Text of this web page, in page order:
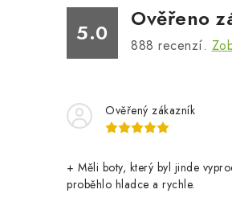
5.0
Ověřeno
888 recenzí.
Ověřený zákazník
+ Měli boty, který byl jinde
proběhlo hladce a rychle.